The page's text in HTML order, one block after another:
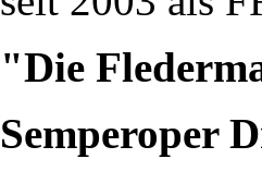
"Die
Semperoper